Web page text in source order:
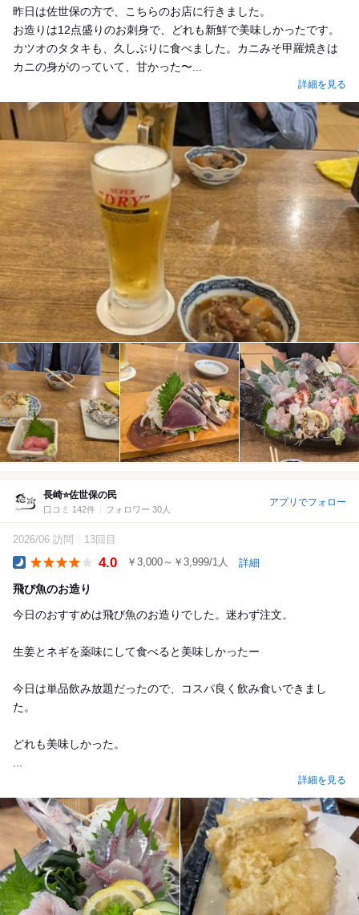
昨日は佐世保の方で、こちらのお店に行きました。
お造りは12点盛りのお刺身で、どれも新鮮で美味しかったです。
カツオのタタキも、久しぶりに食べました。カニみそ甲羅焼きは
カニの身がのっていて、甘かった〜...
詳細を見る
長崎⭐️佐世保の民
口コミ 142件 フォロワー 30人
アプリでフォロー
2026/06 訪問 13回目
4.0 ￥3,000～￥3,999/1人 詳細
飛び魚のお造り
今日のおすすめは飛び魚のお造りでした。迷わず注文。
生姜とネギを薬味にして食べると美味しかったー
今日は単品飲み放題だったので、コスパ良く飲み食いできまし
た。
どれも美味しかった。
...
詳細を見る